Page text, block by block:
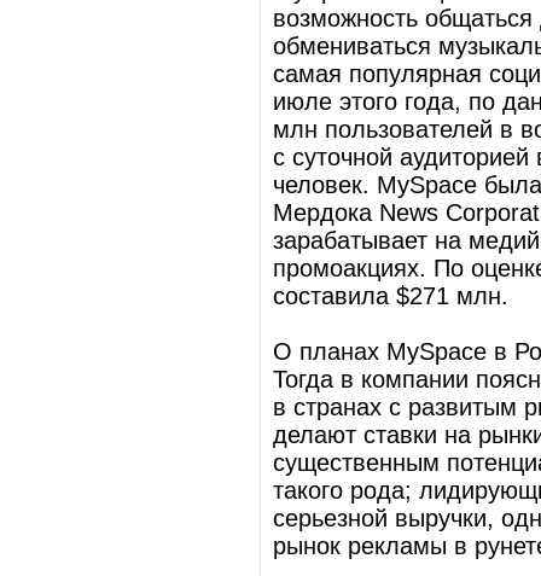
возможность общаться
обмениваться
самая популярная
июле этого года, по
млн пользователей в
с суточной
человек. MySpace
Мердока News
зарабатывает на
промоакциях. По
составила $271 млн.
О планах MySpace в
Тогда в компании
в странах с развитым
делают ставки на
существенным
такого рода;
серьезной выручки,
рынок рекламы в